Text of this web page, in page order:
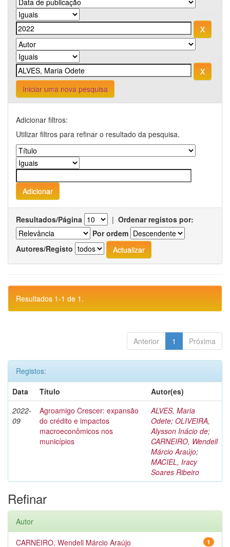
Iniciar uma nova pesquisa
Adicionar filtros:
Utilizar filtros para refinar o resultado da pesquisa.
Resultados/Página | Ordenar registos por:
Por ordem
Autores/Registo
Resultados 1-1 de 1.
Anterior 1 Próxima
Registos:
Data
Título
Autor(es)
2022-
09
Agroamigo Crescer: expansão
do crédito e impactos
macroeconômicos nos
municípios
ALVES, Maria
Odete; OLIVEIRA,
Alysson Inácio de;
CARNEIRO, Wendell
Márcio Araújo;
MACIEL, Iracy
Soares Ribeiro
Refinar
Autor
1
CARNEIRO, Wendell Márcio Araújo